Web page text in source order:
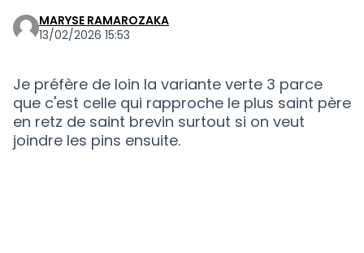
MARYSE RAMAROZAKA
13/02/2026 15:53
Je préfère de loin la variante verte 3 parce
que c'est celle qui rapproche le plus saint père
en retz de saint brevin surtout si on veut
joindre les pins ensuite.